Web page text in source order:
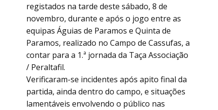
registados na tarde deste sábado, 8 de
novembro, durante e após o jogo entre as
equipas Águias de Paramos e Quinta de
Paramos, realizado no Campo de Cassufas, a
contar para a 1.ª jornada da Taça Associação
/ Peraltafil.
Verificaram-se incidentes após apito final da
partida, ainda dentro do campo, e situações
lamentáveis envolvendo o público nas